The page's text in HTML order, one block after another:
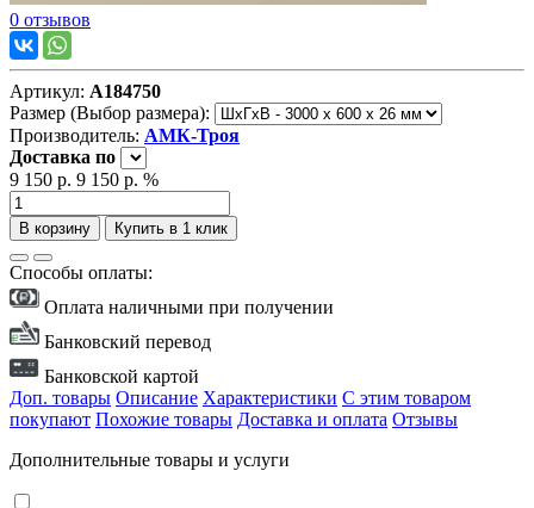
0 отзывов
Артикул: А184750
Размер (Выбор размера):
Производитель: АМК-Троя
Доставка по
9 150 р. 9 150 р. %
В корзину Купить в 1 клик
Способы оплаты:
Оплата наличными при получении
Банковский перевод
Банковской картой
Доп. товары Описание Характеристики С этим товаром
покупают Похожие товары Доставка и оплата Отзывы
Дополнительные товары и услуги